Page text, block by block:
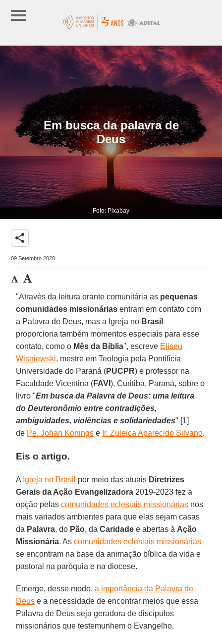
Em busca da palavra de
Deus
Foto: Pixabay
share
09 Setembro 2020
"Através da leitura orante comunitária as pequenas
comunidades missionárias entram em contato com
a Palavra de Deus, mas a Igreja no Brasil
proporciona também momentos especiais para esse
contato, como o Mês da Bíblia", escreve Eliseu
Wisniewski, mestre em Teologia pela Pontifícia
Universidade do Paraná (PUCPR) e professor na
Faculdade Vicentina (FAVI), Curitiba, Paraná, sobre o
livro "Em busca da Palavra de Deus: uma leitura
do Deuteronômio entre contradições,
ambiguidades, violências e solidariedades" [1]
de Pe. Johan Konings e Ir. Zuleica Aparecido Silvano.
Eis o artigo.
A Igreja no Brasil por meio das atuais Diretrizes
Gerais da Ação Evangelizadora 2019-2023 fez a
opção pelascomunidades eclesiais missionárias nos
mais variados ambientes para que elas sejam casas
da Palavra, do Pão, daCaridade e abertas à Ação
Missionária. Ascomunidades eclesiais missionárias
se encontram na base da animação bíblica da vida e
pastoral na paróquia e na diocese.
Emerge, desse modo,a importância da Palavra de
Deus e a necessidade de encontrar meios que essa
Palavra de Deus seja geradora de discípulos
missionários que testemunhem o Evangelho,